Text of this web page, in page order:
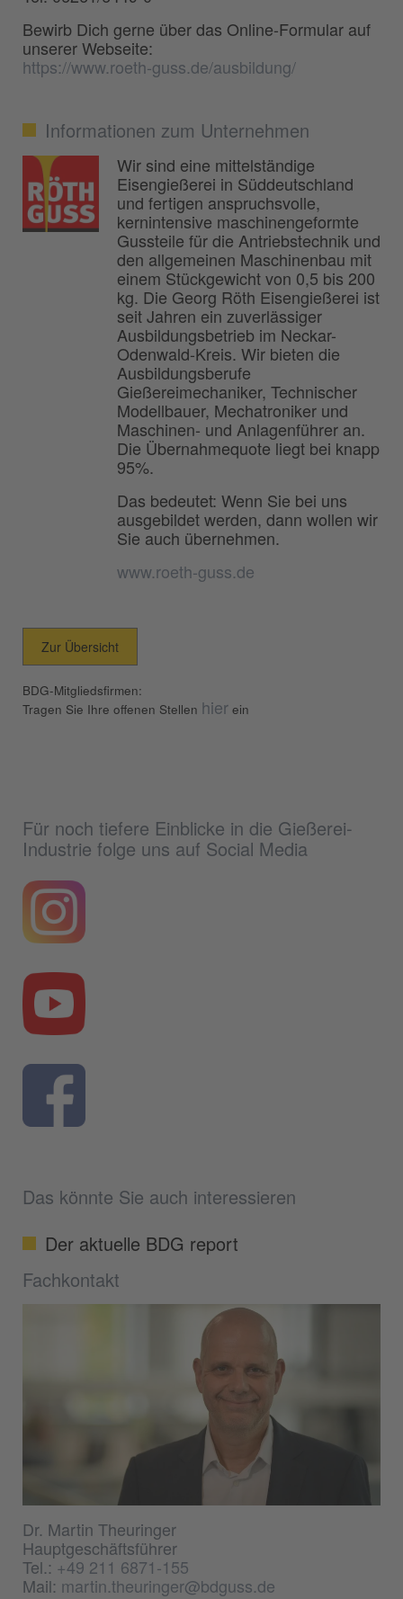
Bewirb Dich gerne über das Online-Formular auf
unserer Webseite:
https://www.roeth-guss.de/ausbildung/
Informationen zum Unternehmen
Wir sind eine mittelständige
Eisengießerei in Süddeutschland
und fertigen anspruchsvolle,
kernintensive maschinengeformte
Gussteile für die Antriebstechnik und
den allgemeinen Maschinenbau mit
einem Stückgewicht von 0,5 bis 200
kg. Die Georg Röth Eisengießerei ist
seit Jahren ein zuverlässiger
Ausbildungsbetrieb im Neckar-
Odenwald-Kreis. Wir bieten die
Ausbildungsberufe
Gießereimechaniker, Technischer
Modellbauer, Mechatroniker und
Maschinen- und Anlagenführer an.
Die Übernahmequote liegt bei knapp
95%.
Das bedeutet: Wenn Sie bei uns
ausgebildet werden, dann wollen wir
Sie auch übernehmen.
www.roeth-guss.de
Zur Übersicht
BDG-Mitgliedsfirmen:
Tragen Sie Ihre offenen Stellen hier ein
Für noch tiefere Einblicke in die Gießerei-
Industrie folge uns auf Social Media
Das könnte Sie auch interessieren
Der aktuelle BDG report
Fachkontakt
Dr. Martin Theuringer
Hauptgeschäftsführer
Tel.:+49 211 6871-155
Mail: martin.theuringer@bdguss.de